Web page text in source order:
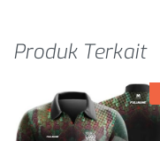
Produk Terkait